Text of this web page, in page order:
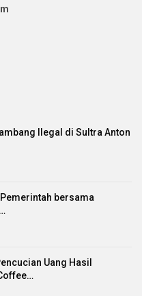
Ilegal di Sultra Anton
bersama
Uang Hasil